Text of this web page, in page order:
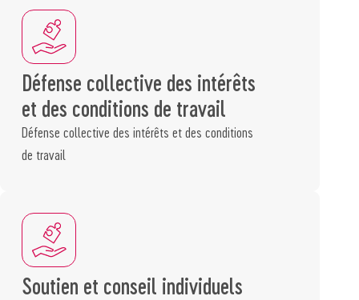
Défense collective des intérêts
et des conditions de travail
Défense collective des intérêts et des conditions
de travail
Soutien et conseil individuels